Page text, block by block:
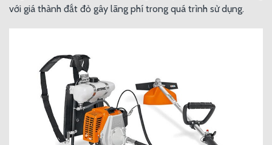
với giá thành đắt đỏ gây lãng phí trong quá trình sử dụng.